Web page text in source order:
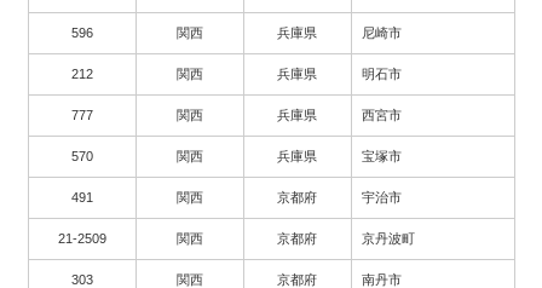
596 関西 兵庫県 尼崎市
212 関西 兵庫県 明石市
777 関西 兵庫県 西宮市
570 関西 兵庫県 宝塚市
491 関西 京都府 宇治市
21-2509 関西 京都府 京丹波町
303 関西 京都府 南丹市